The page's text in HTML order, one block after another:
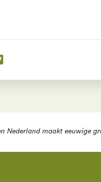
Nederland maakt eeuwige